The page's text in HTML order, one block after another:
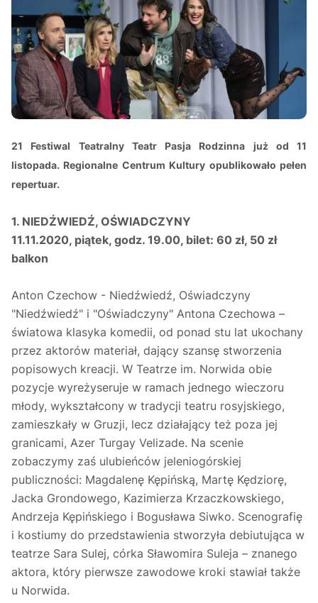
21 Festiwal Teatralny Teatr Pasja Rodzinna już od 11
listopada. Regionalne Centrum Kultury opublikowało pełen
repertuar.
1. NIEDŹWIEDŹ, OŚWIADCZYNY
11.11.2020, piątek, godz. 19.00, bilet: 60 zł, 50 zł
balkon
Anton Czechow - Niedźwiedź, Oświadczyny
"Niedźwiedź" i "Oświadczyny" Antona Czechowa –
światowa klasyka komedii, od ponad stu lat ukochany
przez aktorów materiał, dający szansę stworzenia
popisowych kreacji. W Teatrze im. Norwida obie
pozycje wyreżyseruje w ramach jednego wieczoru
młody, wykształcony w tradycji teatru rosyjskiego,
zamieszkały w Gruzji, lecz działający też poza jej
granicami, Azer Turgay Velizade. Na scenie
zobaczymy zaś ulubieńców jeleniogórskiej
publiczności: Magdalenę Kępińską, Martę Kędziorę,
Jacka Grondowego, Kazimierza Krzaczkowskiego,
Andrzeja Kępińskiego i Bogusława Siwko. Scenografię
i kostiumy do przedstawienia stworzyła debiutująca w
teatrze Sara Sulej, córka Sławomira Suleja – znanego
aktora, który pierwsze zawodowe kroki stawiał także
u Norwida.